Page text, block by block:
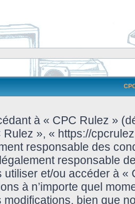
à « CPC Rulez »
Rulez », « https://
responsable des
légalement responsable
utiliser et/ou accéder à
à n’importe quel
modifications, bien que